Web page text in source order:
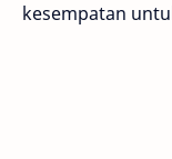
kesempatan